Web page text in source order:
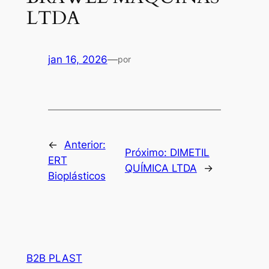
LTDA
jan 16, 2026—por
← Anterior:
ERT
Bioplásticos
Próximo: DIMETIL
QUÍMICA LTDA
→
B2B PLAST